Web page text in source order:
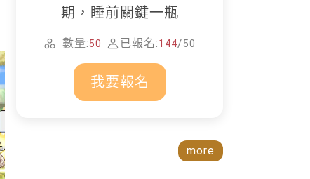
期，睡前關鍵一瓶
數量:50 已報名:144/50
我要報名
more